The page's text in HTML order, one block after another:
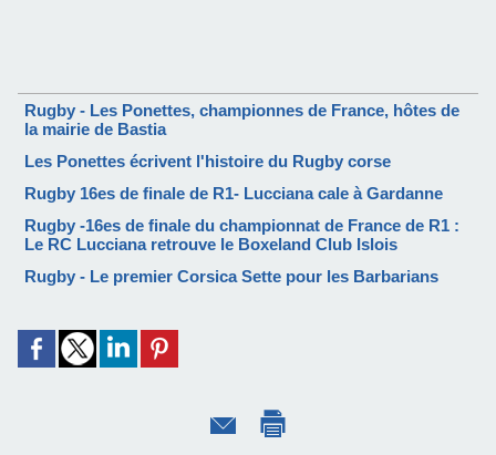
Rugby - Les Ponettes, championnes de France, hôtes de
la mairie de Bastia
Les Ponettes écrivent l'histoire du Rugby corse
Rugby 16es de finale de R1- Lucciana cale à Gardanne
Rugby -16es de finale du championnat de France de R1 :
Le RC Lucciana retrouve le Boxeland Club Islois
Rugby - Le premier Corsica Sette pour les Barbarians